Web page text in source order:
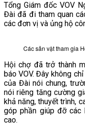
Tổng Giám đốc VOV
Đài đã đi tham quan
các đơn vị và ủng hộ
Các sản vật tham gia
Hội chợ đã trở thành
báo VOV. Đây không
của Đài nói chung,
nói riêng tăng cường
khả năng, thuyết trình,
góp phần giúp đỡ các
cao.